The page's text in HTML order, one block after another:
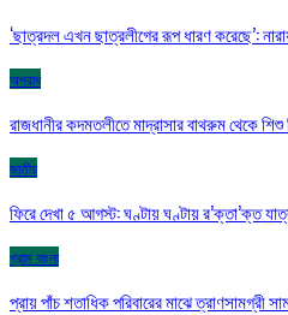
‘ছাত্রদল এখন ছাত্রলীগের রূপ ধারণ করেছে’:
অপরাধ
রাজধানীর কদমতলীতে মাদ্রাসার বাথরুম থেকে শিশু
জাতীয়
ফিরে দেখা ৫ আগস্ট: ঘণ্টায় ঘণ্টায় র’ক্তা’ক্ত
গ্রাম বাংলা
প্রায় পাঁচ শতাধিক পরিবারের মাঝে ত্রাণসামগ্রী